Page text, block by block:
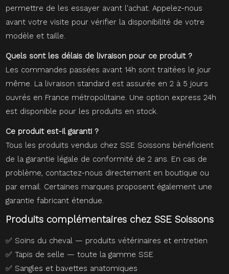
permettre de les essayer avant l'achat. Appelez-nous
avant votre visite pour vérifier la disponibilité de votre
modèle et taille.
Quels sont les délais de livraison pour ce produit ?
Les commandes passées avant 14h sont traitées le jour
même. La livraison standard est assurée en 2 à 5 jours
ouvrés en France métropolitaine. Une option express 24h
est disponible pour les produits en stock.
Ce produit est-il garanti ?
Tous les produits vendus chez SSE Soissons bénéficient
de la garantie légale de conformité de 2 ans. En cas de
problème, contactez-nous directement en boutique ou
par email. Certaines marques proposent également une
garantie fabricant étendue.
Produits complémentaires chez SSE Soissons
✅ Soins du cheval — produits vétérinaires et entretien
✅Tapis de selle — toute la gamme SSE
✅ Sangles et bavettes anatomiques